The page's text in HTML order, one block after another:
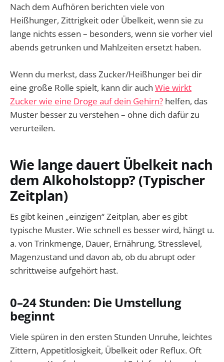
Nach dem Aufhören berichten viele von
Heißhunger, Zittrigkeit oder Übelkeit, wenn sie zu
lange nichts essen – besonders, wenn sie vorher viel
abends getrunken und Mahlzeiten ersetzt haben.
Wenn du merkst, dass Zucker/Heißhunger bei dir
eine große Rolle spielt, kann dir auch Wie wirkt
Zucker wie eine Droge auf dein Gehirn? helfen, das
Muster besser zu verstehen – ohne dich dafür zu
verurteilen.
Wie lange dauert Übelkeit nach
dem Alkoholstopp? (Typischer
Zeitplan)
Es gibt keinen „einzigen“ Zeitplan, aber es gibt
typische Muster. Wie schnell es besser wird, hängt u.
a. von Trinkmenge, Dauer, Ernährung, Stresslevel,
Magenzustand und davon ab, ob du abrupt oder
schrittweise aufgehört hast.
0–24 Stunden: Die Umstellung
beginnt
Viele spüren in den ersten Stunden Unruhe, leichtes
Zittern, Appetitlosigkeit, Übelkeit oder Reflux. Oft